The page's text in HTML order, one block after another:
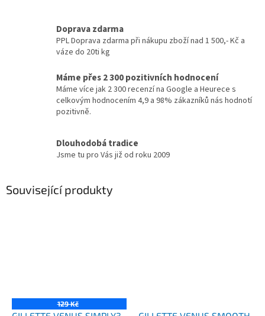
Doprava zdarma
PPL Doprava zdarma při nákupu zboží nad 1 500,- Kč a
váze do 20ti kg
Máme přes 2 300 pozitivních hodnocení
Máme více jak 2 300 recenzí na Google a Heurece s
celkovým hodnocením 4,9 a 98% zákazníků nás hodnotí
pozitivně.
Dlouhodobá tradice
Jsme tu pro Vás již od roku 2009
Související produkty
129 Kč